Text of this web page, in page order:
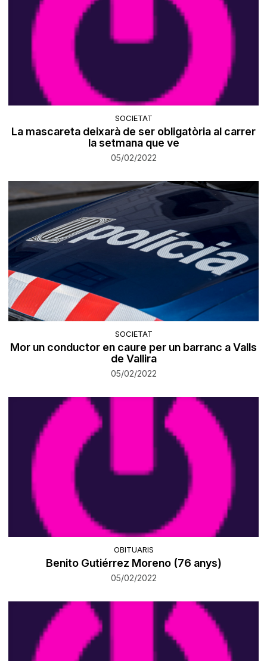
SOCIETAT
La mascareta deixarà de ser obligatòria al carrer
la setmana que ve
05/02/2022
SOCIETAT
Mor un conductor en caure per un barranc a Valls
de Vallira
05/02/2022
OBITUARIS
Benito Gutiérrez Moreno (76 anys)
05/02/2022